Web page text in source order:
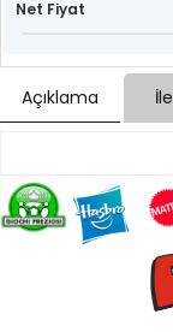
Net Fiyat
Açıklama